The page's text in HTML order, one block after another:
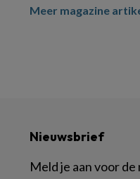
Meer magazine
Nieuwsbrief
Meld je aan voor